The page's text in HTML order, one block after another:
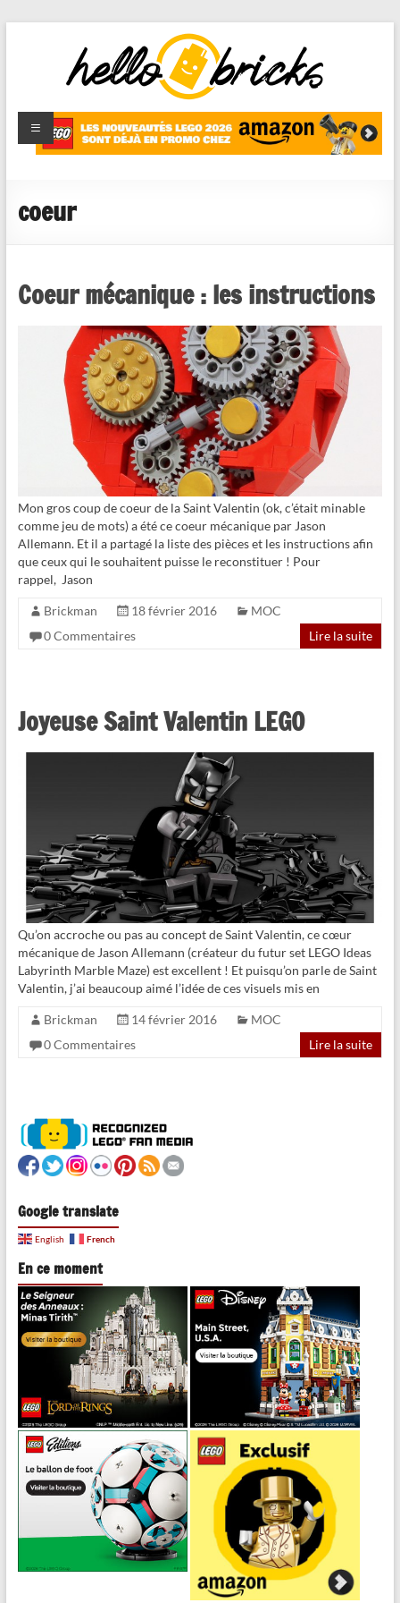
HelloBricks
Blog LEGO,
nouveaut�s
reviews
coeur
Coeur mécanique : les instructions
Mon gros coup de coeur de la Saint Valentin (ok, c’était minable
comme jeu de mots) a été ce coeur mécanique par Jason
Allemann. Et il a partagé la liste des pièces et les instructions afin
que ceux qui le souhaitent puisse le reconstituer ! Pour
rappel, Jason
Brickman 18 février 2016
MOC
0 Commentaires
Lire la suite
Joyeuse Saint Valentin LEGO
Qu’on accroche ou pas au concept de Saint Valentin, ce cœur
mécanique de Jason Allemann (créateur du futur set LEGO Ideas
Labyrinth Marble Maze) est excellent ! Et puisqu’on parle de Saint
Valentin, j’ai beaucoup aimé l’idée de ces visuels mis en
Brickman 14 février 2016
MOC
0 Commentaires
Lire la suite
Google translate
English French
En ce moment